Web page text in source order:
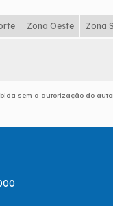
Zona Oeste Zona
sem a autorização do